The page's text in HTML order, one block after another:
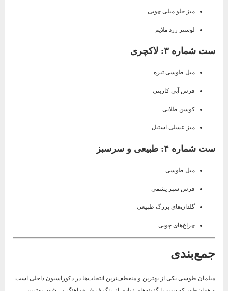
میز جلو مبلی چوبی
لوستر زرد ملایم
ست شماره ۳: لاکچری
مبل طوسی تیره
فرش آبی کاربنی
کوسن طلایی
میز عسلی استیل
ست شماره ۴: طبیعی و سرسبز
مبل طوسی
فرش سبز یشمی
گلدان‌های بزرگ طبیعی
چراغ‌های چوبی
جمع‌بندی
مبلمان طوسی یکی از بهترین و منعطف‌ترین انتخاب‌ها در دکوراسیون داخلی است